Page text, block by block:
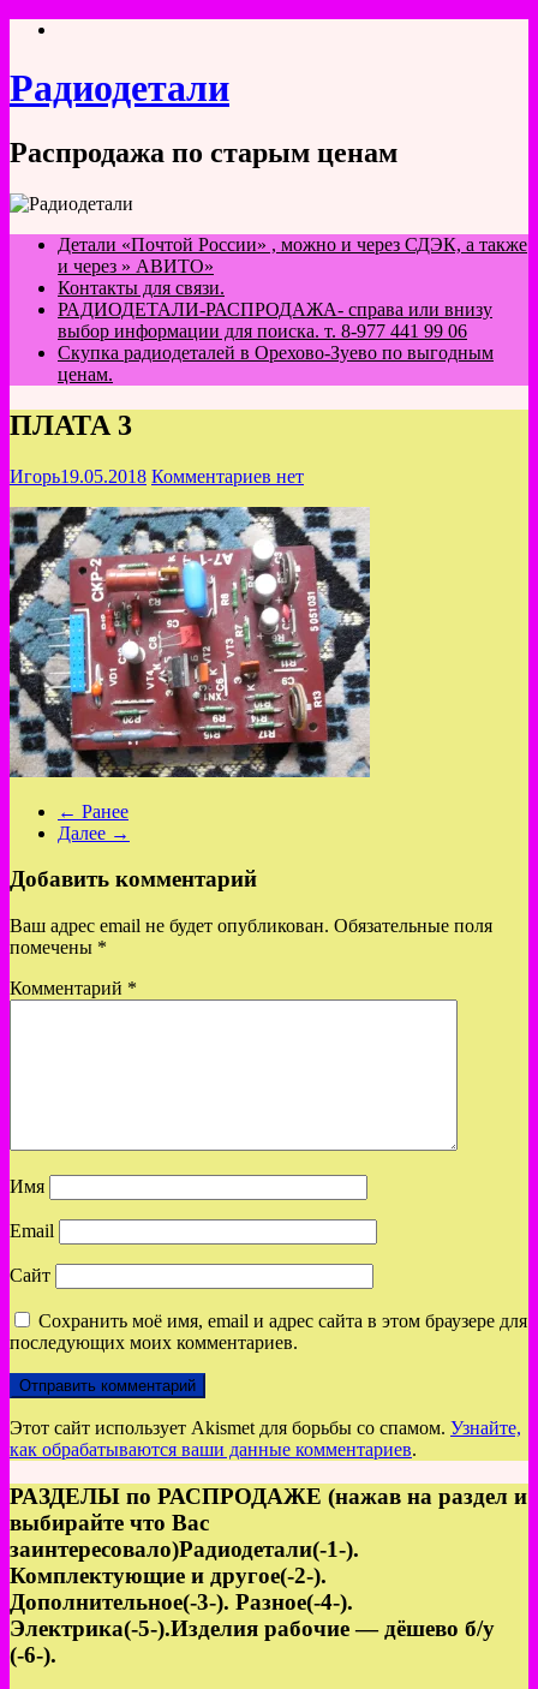
Перейти
содержимому
Радиодетали
Распродажа по старым ценам
Детали «Почтой России» , можно и через СДЭК, а также
и через » АВИТО»
Контакты для связи.
РАДИОДЕТАЛИ-РАСПРОДАЖА- справа или внизу
выбор информации для поиска. т. 8-977 441 99 06
Скупка радиодеталей в Орехово-Зуево по выгодным
ценам.
ПЛАТА 3
Игорь19.05.2018 Комментариев нет
← Ранее
Далее →
Добавить комментарий
Ваш адрес email не будет опубликован. Обязательные поля
помечены *
Комментарий *
Имя
Email
Сайт
Сохранить моё имя, email и адрес сайта в этом браузере для
последующих моих комментариев.
Этот сайт использует Akismet для борьбы со спамом. Узнайте,
как обрабатываются ваши данные комментариев.
РАЗДЕЛЫ по РАСПРОДАЖЕ (нажав на раздел и
выбирайте что Вас
заинтересовало)Радиодетали(-1-).
Комплектующие и другое(-2-).
Дополнительное(-3-). Разное(-4-).
Электрика(-5-).Изделия рабочие — дёшево б/у
(-6-).